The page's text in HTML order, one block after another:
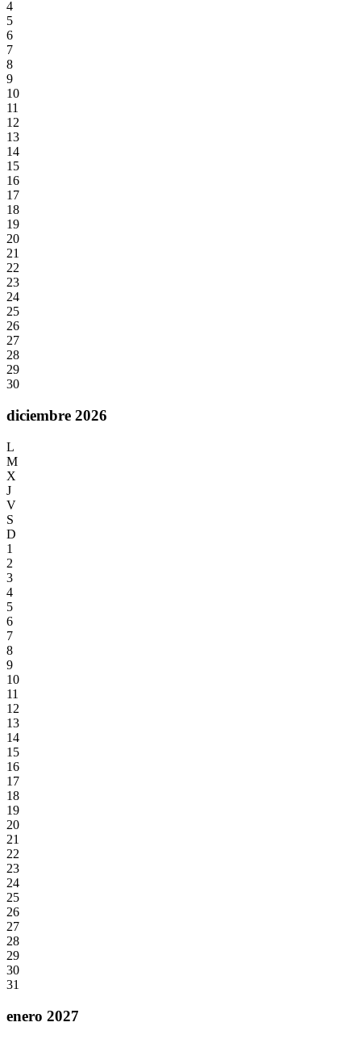
4
5
6
7
8
9
10
11
12
13
14
15
16
17
18
19
20
21
22
23
24
25
26
27
28
29
30
diciembre 2026
L
M
X
J
V
S
D
1
2
3
4
5
6
7
8
9
10
11
12
13
14
15
16
17
18
19
20
21
22
23
24
25
26
27
28
29
30
31
enero 2027